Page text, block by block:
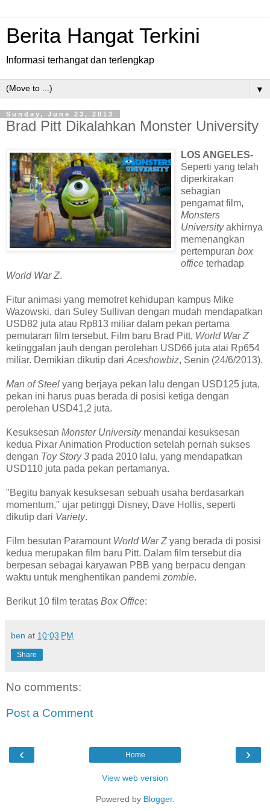
Berita Hangat Terkini
Informasi terhangat dan terlengkap
▼
Sunday, June 23, 2013
Brad Pitt Dikalahkan Monster University
LOS ANGELES-
Seperti yang telah
diperkirakan
sebagian
pengamat film,
Monsters
Universityakhirnya
memenangkan
pertempuran box
office terhadap
World War Z.
Fitur animasi yang memotret kehidupan kampus Mike
Wazowski, dan Suley Sullivan dengan mudah mendapatkan
USD82 juta atau Rp813 miliar dalam pekan pertama
pemutaran film tersebut. Film baru Brad Pitt, World War Z
ketinggalan jauh dengan perolehan USD66 juta atai Rp654
miliar. Demikian dikutip dari Aceshowbiz, Senin (24/6/2013).
Man of Steel yang berjaya pekan lalu dengan USD125 juta,
pekan ini harus puas berada di posisi ketiga dengan
perolehan USD41,2 juta.
Kesuksesan Monster University menandai kesuksesan
kedua Pixar Animation Production setelah pernah sukses
dengan Toy Story 3 pada 2010 lalu, yang mendapatkan
USD110 juta pada pekan pertamanya.
"Begitu banyak kesuksesan sebuah usaha berdasarkan
momentum," ujar petinggi Disney, Dave Hollis, seperti
dikutip dari Variety.
Film besutan Paramount World War Z yang berada di posisi
kedua merupakan film baru Pitt. Dalam film tersebut dia
berpesan sebagai karyawan PBB yang berpacu dengan
waktu untuk menghentikan pandemi zombie.
Berikut 10 film teratas Box Office:
ben at 10:03 PM
Share
No comments:
Post a Comment
‹ ›
Home
View web version
Powered by Blogger.